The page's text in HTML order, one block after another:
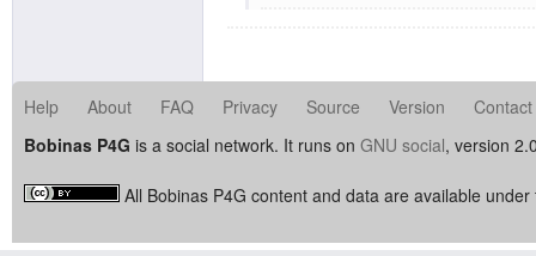
Help About FAQ Privacy Source Version
Contact
Bobinas P4G is a social network. It runs on GNU social, version
All Bobinas P4G content and data are available